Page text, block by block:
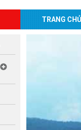
TRANG CHỦ